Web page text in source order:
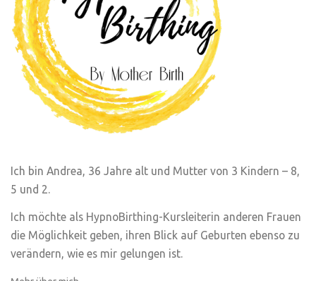
Ich bin Andrea, 36 Jahre alt und Mutter von 3 Kindern – 8,
5 und 2.
Ich möchte als HypnoBirthing-Kursleiterin anderen Frauen
die Möglichkeit geben, ihren Blick auf Geburten ebenso zu
verändern, wie es mir gelungen ist.